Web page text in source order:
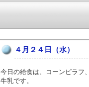
４月２４日（水）
今日の給食は、コーンピラフ
牛乳です。